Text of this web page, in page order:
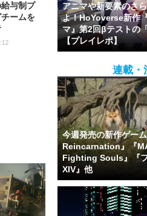
与制プ
ームを
アニマや新要素のさ
よ！HoYoverse新作
マ』第2回βテストの
【プレイレポ】
連載・
今週発売の新作ゲー
Reincarnation』『
Fighting Souls』『
XIV』他